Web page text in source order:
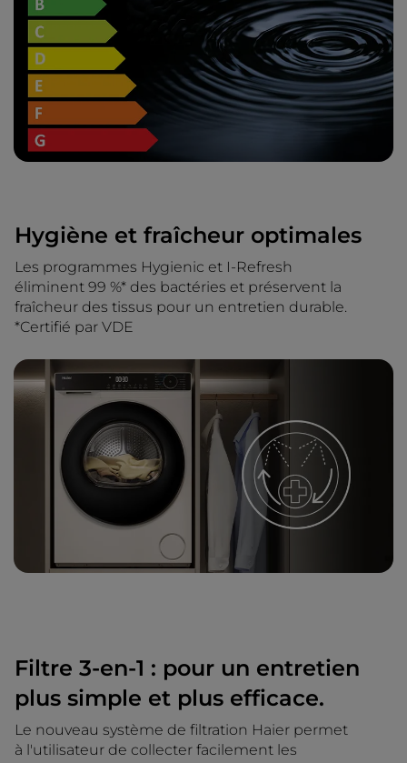
Hygiène et fraîcheur optimales
Les programmes Hygienic et I-Refresh
éliminent 99 %* des bactéries et préservent la
fraîcheur des tissus pour un entretien durable.
*Certifié par VDE
Filtre 3-en-1 : pour un entretien
plus simple et plus efficace.
Le nouveau système de filtration Haier permet
à l'utilisateur de collecter facilement les